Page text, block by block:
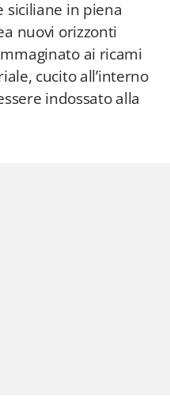
siciliane in piena
nuovi orizzonti
ai ricami
cucito all’interno
indossato alla